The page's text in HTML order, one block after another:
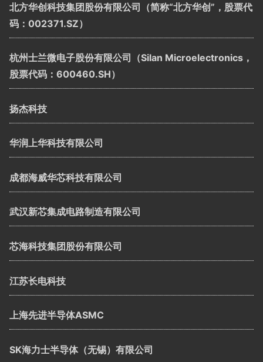
北方华创科技集团股份有限公司（简称“北方华创”，股票代
码：002371.SZ）
杭州士兰微电子股份有限公司（Silan Microelectronics，
股票代码：600460.SH）
扬杰科技
华润上华科技有限公司
成都海威华芯科技有限公司
武汉新芯集成电路制造有限公司
芯海科技集团股份有限公司
江苏长电科技
上海先进半导体ASMC
SK海力士半导体（无锡）有限公司